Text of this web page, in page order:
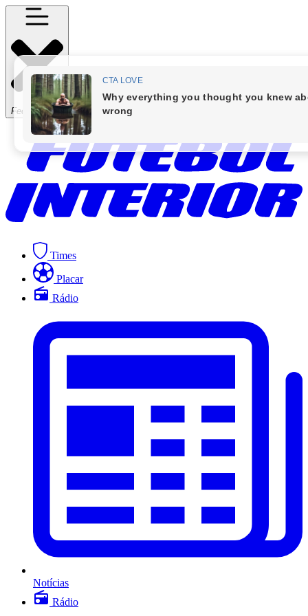
Fechar Menu
Times
Placar
Rádio
Notícias
Rádio